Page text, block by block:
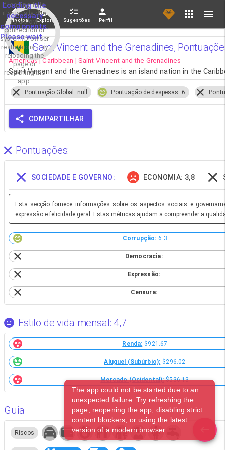
Loading the
necessary
components.
Please wait...
If loading fails,
it's usually due
to a slow
connection or
system/browser
restrictions. Try
reloading the
page or
reopening the
app.
Principal Explorar Sugestões Perfil
Saint Vincent and the Grenadines,
Americas | Caribbean | Saint Vincent and the Grenadines
Saint Vincent and the Grenadines is an island nation in the
Pontuação Global: null Pontuação de despesas: 6
COMPARTILHAR
Pontuações:
SOCIEDADE E GOVERNO: ECONOMIA: 3,8
Esta secção fornece informações sobre os aspectos sociais e
expressão e felicidade geral. Estas métricas ajudam a compreender a
Corrupção: 6.3
Democracia:
Expressão:
Censura:
Estilo de vida mensal: 4,7
Renda: $921.67
Aluguel (Subúrbio): $296.02
Mercado (Ocidental): $536.13
Guia
Riscos
The app could not be started due to an
unexpected failure. Try refreshing the
page, reopening the app, disabling strict
content blockers, or using the latest
version of a modern browser.